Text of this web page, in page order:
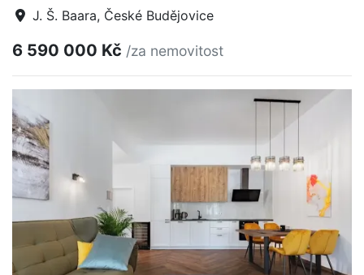
J. Š. Baara, České Budějovice
6 590 000 Kč /za nemovitost